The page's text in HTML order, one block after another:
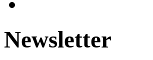
Newsletter